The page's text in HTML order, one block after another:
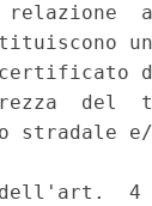
del
stradale